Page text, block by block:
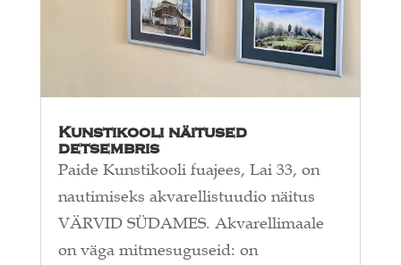
Kunstikooli näitused
detsembris
Paide Kunstikooli fuajees, Lai 33, on
nautimiseks akvarellistuudio näitus
VÄRVID SÜDAMES. Akvarellimaale
on väga mitmesuguseid: on